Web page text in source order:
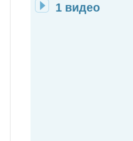
1 видео